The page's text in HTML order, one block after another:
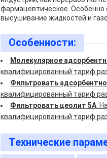
фармацевтическое. Особенно
высушивание жидкостей и
Особенности:
Молекулярное
квалифицированный тариф
Фильтровать
квалифицированный тариф
Фильтровать цеолит 5A:
квалифицированный тариф
Технические